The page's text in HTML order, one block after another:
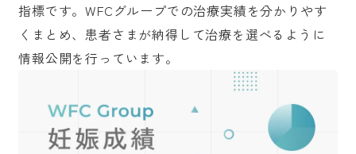
指標です。WFCグループでの治療実績を分かりやす
くまとめ、患者さまが納得して治療を選べるように
情報公開を行っています。